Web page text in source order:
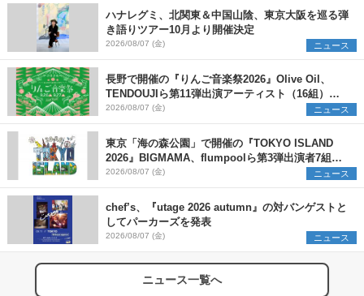
ハナレグミ、北関東＆中国山陰、東京大阪を巡る弾
き語りツアー10月より開催決定
2026/08/07 (金) ニュース
長野で開催の『りんご音楽祭2026』Olive Oil、
TENDOUJIら第11弾出演アーティスト（16組）を
発表
2026/08/07 (金) ニュース
東京「海の森公園」で開催の『TOKYO ISLAND
2026』BIGMAMA、flumpoolら第3弾出演者7組を
発表 ワークショップ・アート出展者を募集
2026/08/07 (金) ニュース
chef’s、『utage 2026 autumn』の対バンゲストと
してパーカーズを発表
2026/08/07 (金) ニュース
ニュース一覧へ